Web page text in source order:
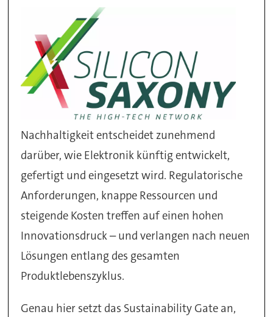
Nachhaltigkeit entscheidet zunehmend
darüber, wie Elektronik künftig entwickelt,
gefertigt und eingesetzt wird. Regulatorische
Anforderungen, knappe Ressourcen und
steigende Kosten treffen auf einen hohen
Innovationsdruck – und verlangen nach neuen
Lösungen entlang des gesamten
Produktlebenszyklus.
Genau hier setzt das Sustainability Gate an,